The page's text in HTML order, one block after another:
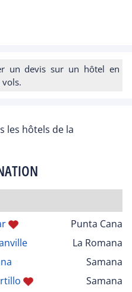
un devis sur un hôtel en
vols.
les hôtels de la
Punta Cana
La Romana
Samana
Samana